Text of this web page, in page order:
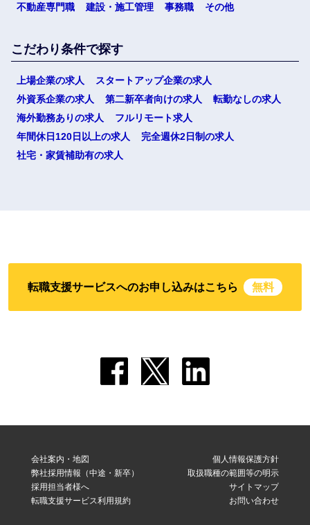
不動産専門職
建設・施工管理 事務職 その他
こだわり条件で探す
上場企業の求人
スタートアップ企業の求人
外資系企業の求人
第二新卒者向けの求人
転勤なしの求人
海外勤務ありの求人
フルリモート求人
年間休日120日以上の求人
完全週休2日制の求人
社宅・家賃補助有の求人
転職支援サービスへのお申し込みはこちら 無料
会社案内・地図
弊社採用情報（中途・新卒）
採用担当者様へ
転職支援サービス利用規約
個人情報保護方針
取扱職種の範囲等の明示
サイトマップ
お問い合わせ